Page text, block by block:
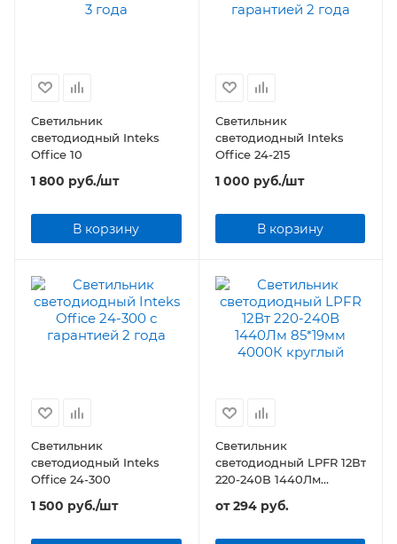
Светильник
светодиодный Inteks
Office 10
1 800 руб./шт
В корзину
Светильник
светодиодный Inteks
Office 24-215
1 000 руб./шт
В корзину
Светильник
светодиодный Inteks
Office 24-300
1 500 руб./шт
Светильник
светодиодный LPFR 12Вт
220-240В 1440Лм
от294 руб.